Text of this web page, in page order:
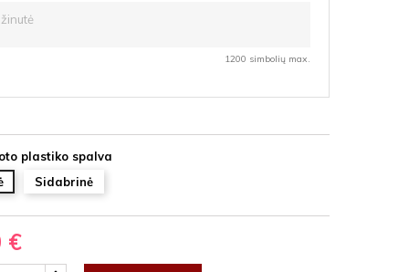
1200 simbolių max.
plastiko spalva
Sidabrinė
€